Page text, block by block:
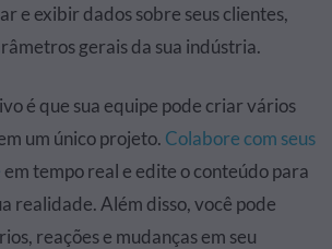
e exibir dados sobre seus clientes,
gerais da sua indústria.
é que sua equipe pode criar vários
um único projeto. Colabore com seus
em tempo real e edite o conteúdo para
realidade. Além disso, você pode
reações e mudanças em seu